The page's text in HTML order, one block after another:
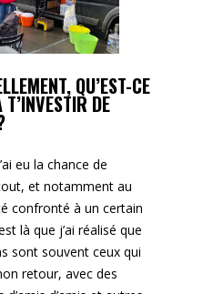
QU’EST-CE
T’INVESTIR DE
eu la chance de
et notamment au
confronté à un certain
là que j’ai réalisé que
sont souvent ceux qui
retour, avec des